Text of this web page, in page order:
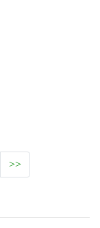
>>